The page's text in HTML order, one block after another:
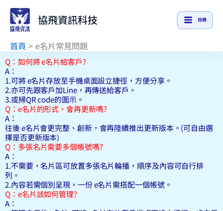
內
容
協飛資訊科技 目錄
首頁 e名片常見問題
Q：如何將 e名片給客戶?
A：
1.可將 e名片存放至手機桌面設立捷徑，方便分享。
2.亦可先跟客戶加Line，再傳送給客戶。
3.或掃QR code的圖示。
Q：e名片的形式，會再更新嗎?
A：
往後 e名片會更完整、創新，會再陸續推出更新版本。(可自由選
擇是否更新版本)
Q：多張名片需要多個帳號嗎?
A：
1.不需要，名片區可放置多張名片輪播，順序及內容可自行排
列。
2.內容若需個別呈現，一份 e名片需搭配一個帳號。
Q：e名片該如何管理?
A：